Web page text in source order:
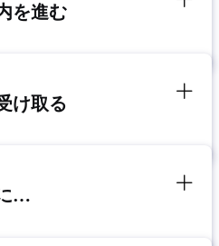
を進む
け取る
…